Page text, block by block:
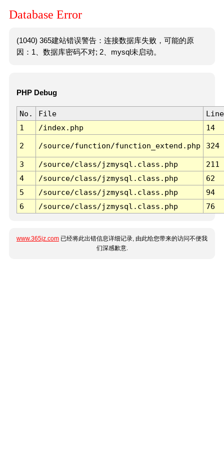
Database Error
(1040) 365建站错误警告：连接数据库失败，可能的原
因：1、数据库密码不对; 2、mysql未启动。
PHP Debug
No. File
Line
1
/index.php 14
2 /source/function/function_extend.php 324
3 /source/class/jzmysql.class.php
211
4
/source/class/jzmysql.class.php
62
5
/source/class/jzmysql.class.php
94
6
/source/class/jzmysql.class.php 76
www.365jz.com 已经将此出错信息详细记录, 由此给您带来的访问不便我
们深感歉意.